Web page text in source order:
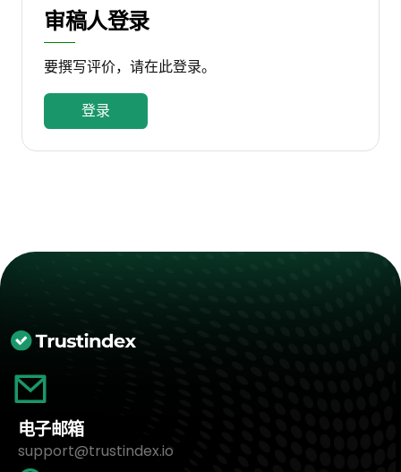
审稿人登录
要撰写评价，请在此登录。
登录
电子邮箱
support@trustindex.io